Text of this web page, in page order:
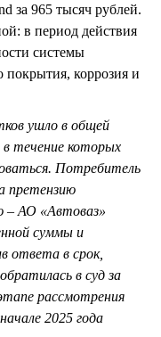
за 965 тысяч рублей.
в период действия
системы
покрытия, коррозия и
ушло в общей
в течение которых
Потребитель
претензию
– АО «Автоваз»
суммы и
ответа в срок,
в суд за
рассмотрения
2025 года